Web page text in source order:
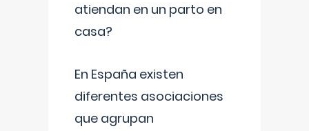
atiendan en un parto en
casa?
En España existen
diferentes asociaciones
que agrupan